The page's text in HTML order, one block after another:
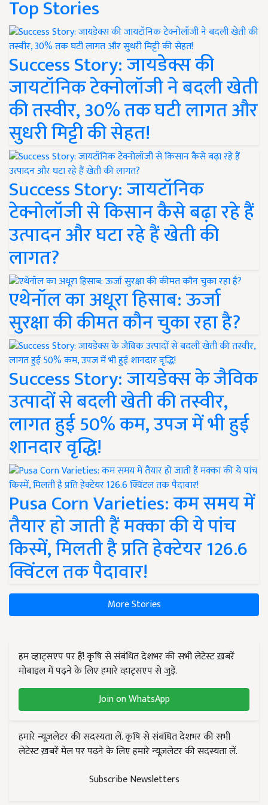
Top Stories
Success Story: जायडेक्स की
जायटॉनिक टेक्नोलॉजी ने बदली खेती
की तस्वीर, 30% तक घटी लागत और
सुधरी मिट्टी की सेहत!
Success Story: जायटॉनिक
टेक्नोलॉजी से किसान कैसे बढ़ा रहे हैं
उत्पादन और घटा रहे हैं खेती की
लागत?
एथेनॉल का अधूरा हिसाब: ऊर्जा
सुरक्षा की कीमत कौन चुका रहा है?
Success Story: जायडेक्स के जैविक
उत्पादों से बदली खेती की तस्वीर,
लागत हुई 50% कम, उपज में भी हुई
शानदार वृद्धि!
Pusa Corn Varieties: कम समय में
तैयार हो जाती हैं मक्का की ये पांच
किस्में, मिलती है प्रति हेक्टेयर 126.6
क्विंटल तक पैदावार!
More Stories
हम व्हाट्सएप पर हैं! कृषि से संबंधित देशभर की सभी लेटेस्ट ख़बरें
मोबाइल में पढ़ने के लिए हमारे व्हाट्सएप से जुड़ें.
Join on WhatsApp
हमारे न्यूज़लेटर की सदस्यता लें. कृषि से संबंधित देशभर की सभी
लेटेस्ट ख़बरें मेल पर पढ़ने के लिए हमारे न्यूज़लेटर की सदस्यता लें.
Subscribe Newsletters